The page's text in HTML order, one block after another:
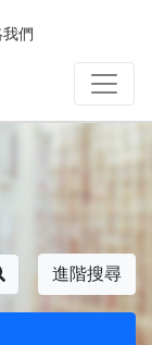
們
進階搜尋